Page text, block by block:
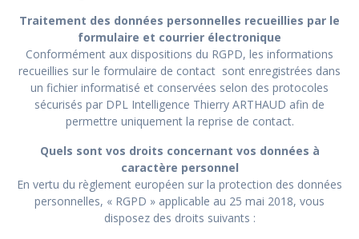
Traitement des données personnelles recueillies par le
formulaire et courrier électronique
Conformément aux dispositions du RGPD, les informations
recueillies sur le formulaire de contact sont enregistrées dans
un fichier informatisé et conservées selon des protocoles
sécurisés par DPL Intelligence Thierry ARTHAUD afin de
permettre uniquement la reprise de contact.
Quels sont vos droits concernant vos données à
caractère personnel
En vertu du règlement européen sur la protection des données
personnelles, « RGPD » applicable au 25 mai 2018, vous
disposez des droits suivants :